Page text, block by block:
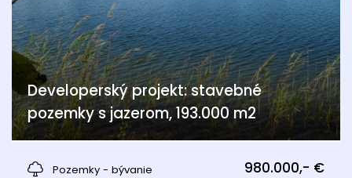
Developerský projekt: stavebné
pozemky s jazerom, 193.000 m2
Pozemky - bývanie
980.000,- €